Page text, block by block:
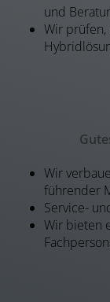
und
Wir prüfen,
Wir
führender
Service-
Wir bieten